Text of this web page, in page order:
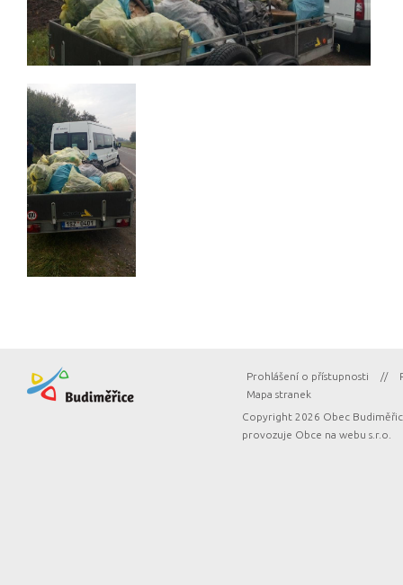
Prohlášení o přístupnosti //
Mapa stranek
Copyright 2026 Obec
provozuje Obce na webu s.r.o.